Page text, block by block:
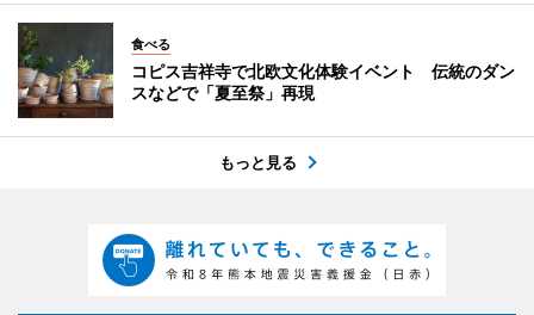
食べる
コピス吉祥寺で北欧文化体験イベント 伝統のダン
スなどで「夏至祭」再現
もっと見る